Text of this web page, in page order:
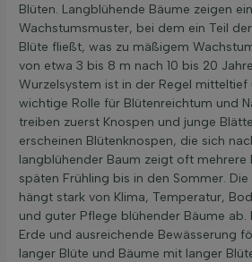
Blüten. Langblühende Bäume zeigen
Wachstumsmuster, bei dem ein Teil
Blüte fließt, was zu mäßigem
von etwa 3 bis 8 m nach 10 bis 20
Wurzelsystem ist in der Regel mitteltief
wichtige Rolle für Blütenreichtum und
treiben zuerst Knospen und junge
erscheinen Blütenknospen, die sich
langblühender Baum zeigt oft mehrere
späten Frühling bis in den Sommer.
hängt stark von Klima, Temperatur,
und guter Pflege blühender Bäume ab.
Erde und ausreichende Bewässerung
langer Blüte und Bäume mit langer